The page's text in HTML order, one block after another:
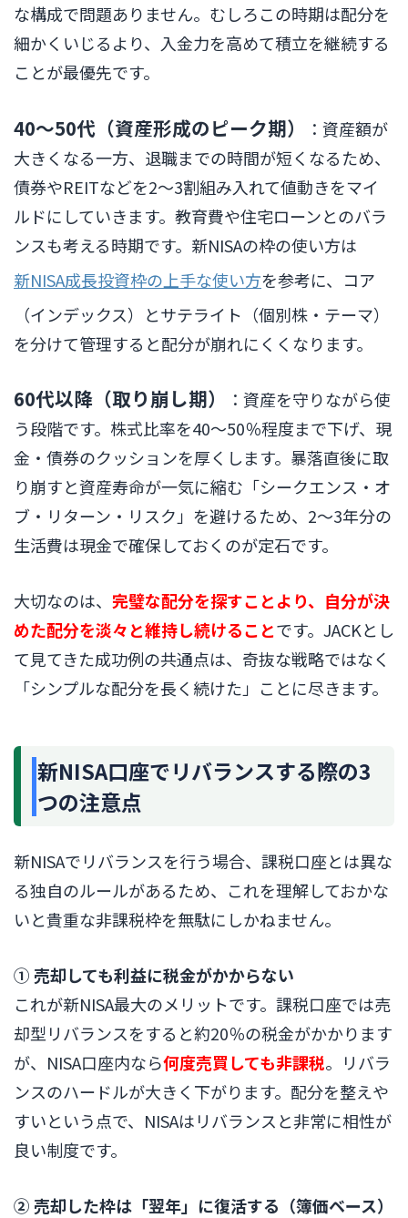
な構成で問題ありません。むしろこの時期は配分を
細かくいじるより、入金力を高めて積立を継続する
ことが最優先です。
40〜50代（資産形成のピーク期）
：資産額が
大きくなる一方、退職までの時間が短くなるため、
債券やREITなどを2〜3割組み入れて値動きをマイ
ルドにしていきます。教育費や住宅ローンとのバラ
ンスも考える時期です。新NISAの枠の使い方は
新NISA成長投資枠の上手な使い方を参考に、コア
（インデックス）とサテライト（個別株・テーマ）
を分けて管理すると配分が崩れにくくなります。
60代以降（取り崩し期）
：資産を守りながら使
う段階です。株式比率を40〜50％程度まで下げ、現
金・債券のクッションを厚くします。暴落直後に取
り崩すと資産寿命が一気に縮む「シークエンス・オ
ブ・リターン・リスク」を避けるため、2〜3年分の
生活費は現金で確保しておくのが定石です。
大切なのは、 完璧な配分を探すことより、自分が決
めた配分を淡々と維持し続けることです。JACKとし
て見てきた成功例の共通点は、奇抜な戦略ではなく
「シンプルな配分を長く続けた」ことに尽きます。
新NISA口座でリバランスする際の3
つの注意点
新NISAでリバランスを行う場合、課税口座とは異な
る独自のルールがあるため、これを理解しておかな
いと貴重な非課税枠を無駄にしかねません。
① 売却しても利益に税金がかからない
これが新NISA最大のメリットです。課税口座では売
却型リバランスをすると約20％の税金がかかります
が、NISA口座内なら何度売買しても非課税。リバラ
ンスのハードルが大きく下がります。配分を整えや
すいという点で、NISAはリバランスと非常に相性が
良い制度です。
② 売却した枠は「翌年」に復活する（簿価ベース）